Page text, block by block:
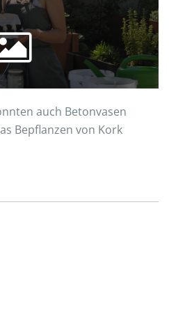
auch Betonvasen
Bepflanzen von Kork